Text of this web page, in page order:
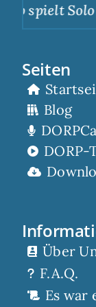
Solo – S³ –
Seiten
Blog
DORP-
Über
F.A.Q.
Es war